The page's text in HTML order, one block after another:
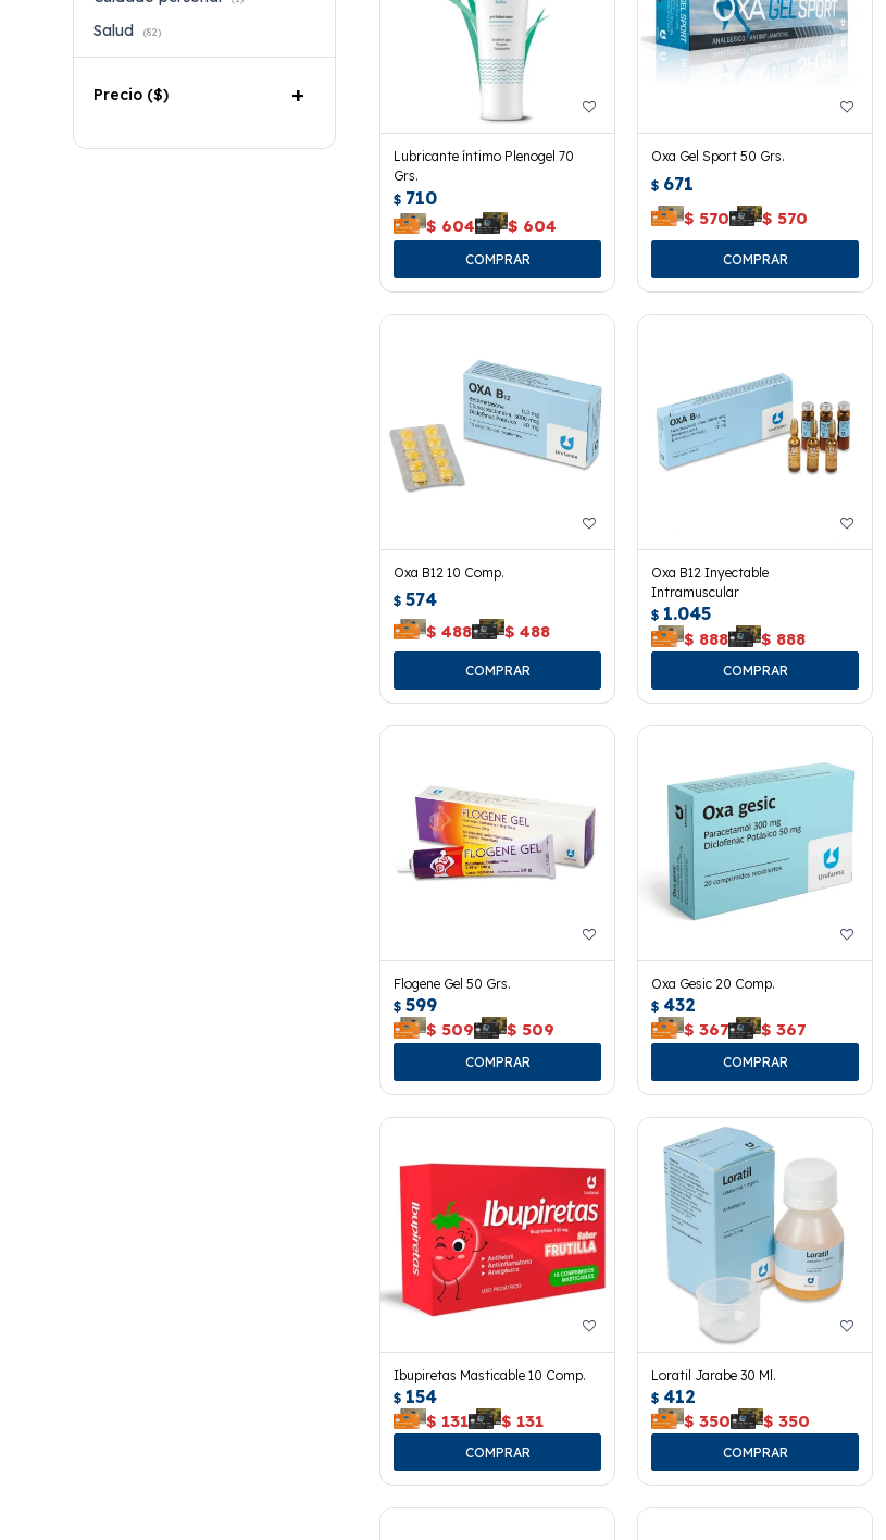
Lubricante íntimo Plenogel 70
Grs.
$ 710
$ 604 $ 604
Oxa Gel Sport 50 Grs.
$ 671
$ 570 $ 570
Oxa B12 10 Comp.
$ 574
$ 488 $ 488
Oxa B12 Inyectable
Intramuscular
$ 1.045
$ 888 $ 888
Flogene Gel 50 Grs.
$ 599
$ 509 $ 509
Oxa Gesic 20 Comp.
$ 432
$ 367 $ 367
Ibupiretas Masticable 10 Comp.
$ 154
$ 131 $ 131
Loratil Jarabe 30 Ml.
$ 412
$ 350 $ 350
Salud (82)
Precio ($)